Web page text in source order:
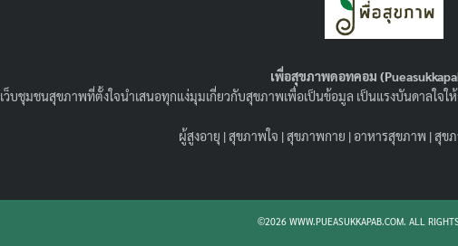
เพื่อสุขภาพดอทคอม
เว็บชุมชนสุขภาพที่ตั้งใจนำเสนอทุกแง่มุมเกี่ยวกับสุขภาพเพื่อเป็นข้อมูล เป็นแรงบันดาล
ผู้สูงอายุ |สุขภาพใจ |สุขภาพกาย |อาหารสุขภาพ |สุข
©2026 WWW.PUEASUKKAPAB.COM. ALL